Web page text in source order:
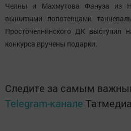
Челны и Махмутова Фануза из
вышитыми полотенцами
Просточелнинского ДК выступил
конкурса вручены подарки.
Следите за самым
Telegram-канале Татмедиа